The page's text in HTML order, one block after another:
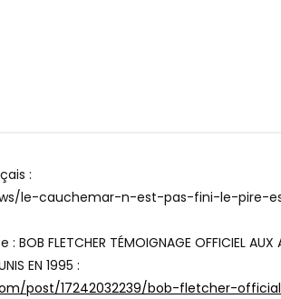
:
le-cauchemar-n-est-pas-fini-le-pire-
FLETCHER TÉMOIGNAGE OFFICIEL AUX
EN 1995 :
post/17242032239/bob-fletcher-